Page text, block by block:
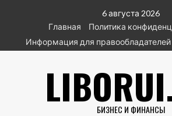
содержимому
6 августа 2026
Главная
Политика
Информация для правообладателей
БИЗНЕС И ФИНАНСЫ